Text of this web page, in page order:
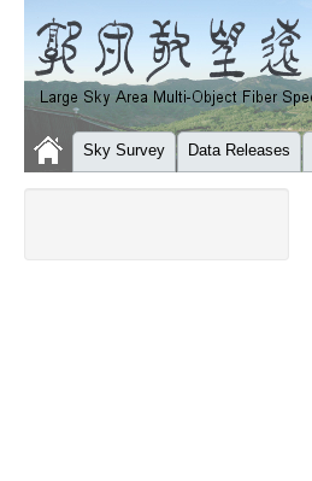
Sky Survey Data Releases